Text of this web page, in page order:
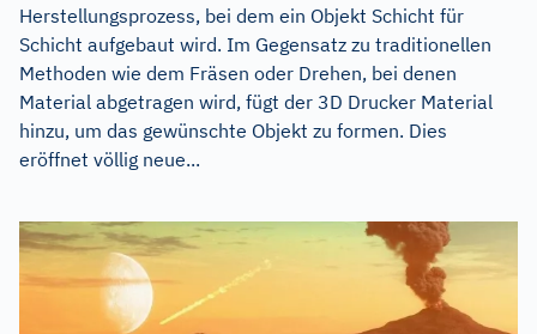
Herstellungsprozess, bei dem ein Objekt Schicht für
Schicht aufgebaut wird. Im Gegensatz zu traditionellen
Methoden wie dem Fräsen oder Drehen, bei denen
Material abgetragen wird, fügt der 3D Drucker Material
hinzu, um das gewünschte Objekt zu formen. Dies
eröffnet völlig neue...